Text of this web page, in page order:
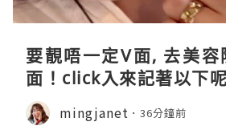
要靚唔一定V面, 去美容
面！click入來記著以下
mingjanet 36分鐘前